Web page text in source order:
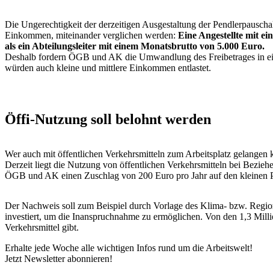
Die Ungerechtigkeit der derzeitigen Ausgestaltung der
Einkommen, miteinander verglichen werden: Eine Angestellte mit
als ein Abteilungsleiter mit einem Monatsbrutto von 5.000 Euro.
Deshalb fordern ÖGB und AK die Umwandlung des Freibetrages in
würden auch kleine und mittlere Einkommen entlastet.
Öffi-Nutzung soll belohnt werden
Wer auch mit öffentlichen Verkehrsmitteln zum Arbeitsplatz
Derzeit liegt die Nutzung von öffentlichen Verkehrsmitteln bei
ÖGB und AK einen Zuschlag von 200 Euro pro Jahr auf den kleinen
Der Nachweis soll zum Beispiel durch Vorlage des Klima- bzw.
investiert, um die Inanspruchnahme zu ermöglichen. Von den 1,3
Verkehrsmittel gibt.
Erhalte jede Woche alle wichtigen Infos rund um die Arbeitswelt!
Jetzt Newsletter abonnieren!